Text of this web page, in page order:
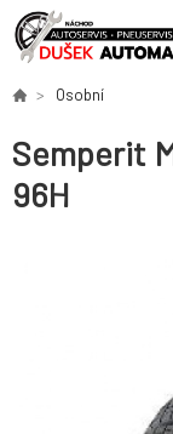
Osobní
Semperit
96H